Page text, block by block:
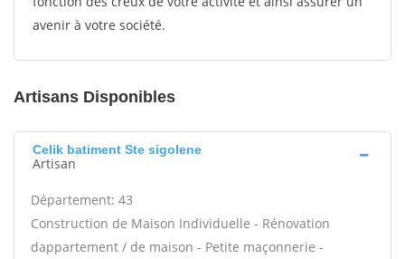
avenir à votre société.
Artisans Disponibles
Celik batiment Ste sigolene
Artisan
Département: 43
Construction de Maison Individuelle - Rénovation
dappartement / de maison - Petite maçonnerie -